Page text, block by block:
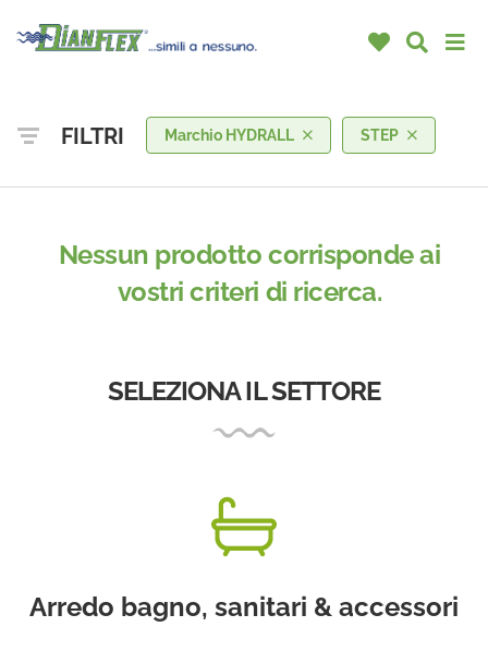
FILTRI Marchio HYDRALL STEP
Nessun prodotto corrisponde ai
vostri criteri di ricerca.
SELEZIONA IL SETTORE
Arredo bagno, sanitari & accessori